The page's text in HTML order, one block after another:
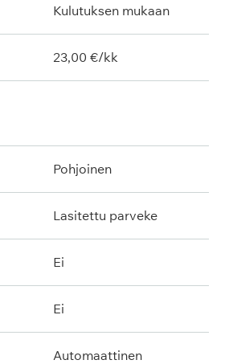
Kulutuksen mukaan
23,00 €/kk
pohjoinen
lasitettu parveke
ei
ei
automaattinen